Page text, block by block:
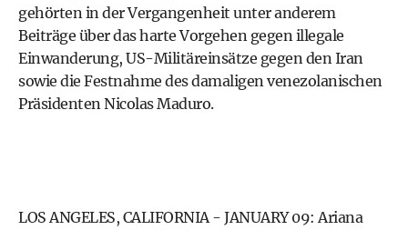
gehörten in der Vergangenheit unter anderem
Beiträge über das harte Vorgehen gegen illegale
Einwanderung, US-Militäreinsätze gegen den Iran
sowie die Festnahme des damaligen venezolanischen
Präsidenten Nicolas Maduro.
LOS ANGELES, CALIFORNIA - JANUARY 09: Ariana